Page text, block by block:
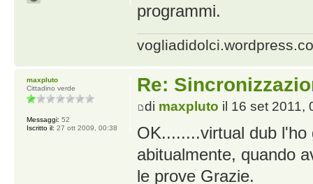
programmi.
Re:
di maxpluto il 16 set 2011,
OK........virtual dub l'ho
abitualmente, quando
le prove Grazie.
maxpluto
Cittadino verde
Messaggi: 52
Iscritto il: 27 ott 2009, 00:38